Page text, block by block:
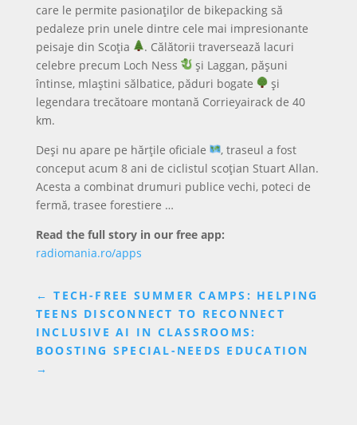
care le permite pasionaților de bikepacking să
pedaleze prin unele dintre cele mai impresionante
peisaje din Scoția
. Călătorii traversează lacuri
celebre precum Loch Ness
și Laggan, pășuni
întinse, mlaștini sălbatice, păduri bogate
și
legendara trecătoare montană Corrieyairack de 40
km.
Deși nu apare pe hărțile oficiale
, traseul a fost
conceput acum 8 ani de ciclistul scoțian Stuart Allan.
Acesta a combinat drumuri publice vechi, poteci de
fermă, trasee forestiere …
Read the full story in our free app:
radiomania.ro/apps
←TECH-FREE SUMMER CAMPS: HELPING
TEENS DISCONNECT TO RECONNECT
INCLUSIVE AI IN CLASSROOMS:
BOOSTING SPECIAL-NEEDS EDUCATION
→